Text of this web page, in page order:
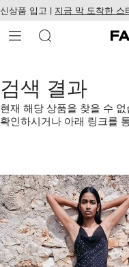
츠
건
기
치
웹
접
신상품 입고 | 지금 막 도착한 스
검색 결과
현재 해당 상품을 찾을 수
확인하시거나 아래 링크를
4